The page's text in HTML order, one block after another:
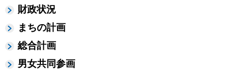
財政状況
まちの計画
総合計画
男女共同参画